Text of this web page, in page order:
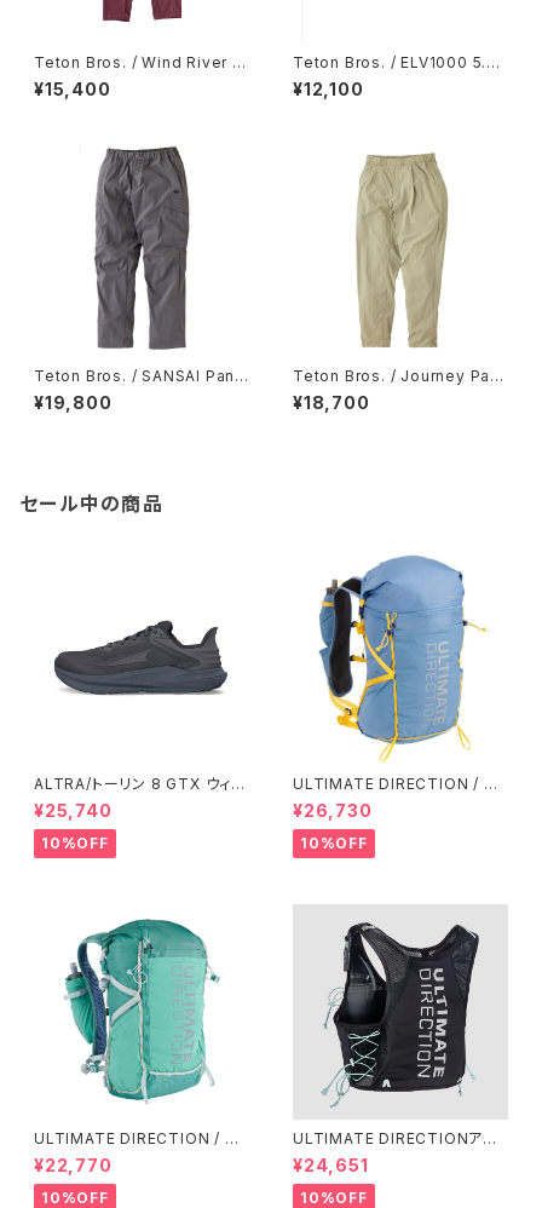
Teton Bros. / Wind River P
ant Genderless / Wine Red
¥15,400
Teton Bros. / ELV1000 5.5i
n Short / Chocolate
¥12,100
Teton Bros. / SANSAI Pant
/ Gunmetal
¥19,800
Teton Bros. / Journey Pant
/ Khaki
¥18,700
セール中の商品
ALTRA/トーリン 8 GTX ウィメ
ンズ
¥25,740
10%OFF
ULTIMATE DIRECTION / ア
ルティメット ディレクション Fas
tpack 30 Men's / Fog
¥26,730
10%OFF
ULTIMATE DIRECTION / ア
ルティメット ディレクション Fas
tpackher 20 Women'S / Em
erald 2.0
¥22,770
10%OFF
ULTIMATE DIRECTIONアル
ディメット ディレクション/ XOD
US VESTA（エクソドス ベスタ）
ウィメンズ / ONYX
¥24,651
10%OFF